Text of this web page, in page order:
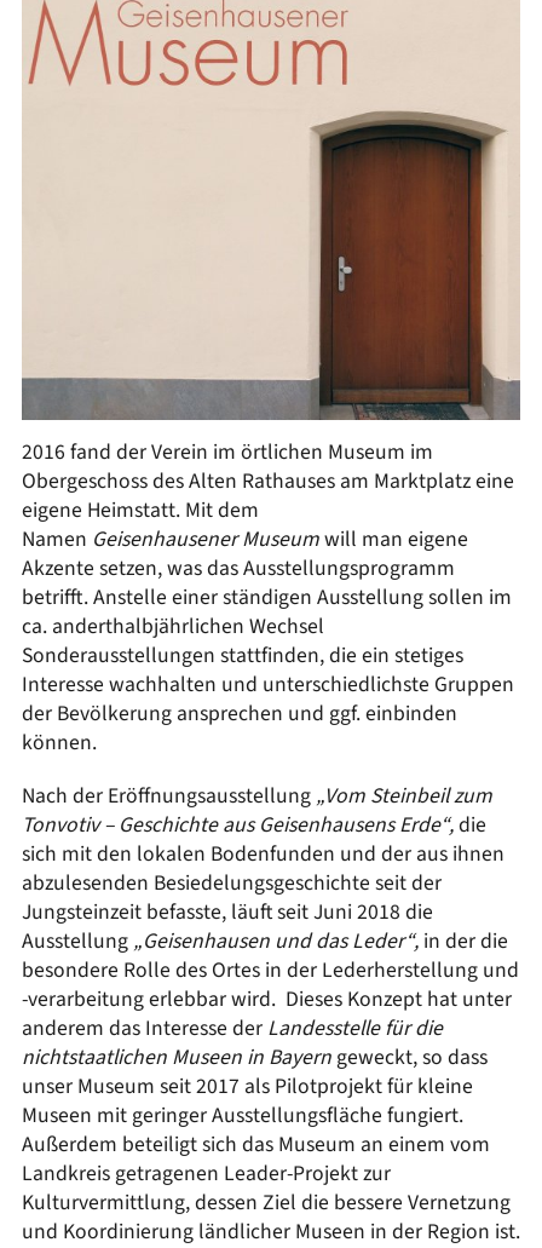
2016 fand der Verein im örtlichen Museum im
Obergeschoss des Alten Rathauses am Marktplatz eine
eigene Heimstatt. Mit dem
Namen Geisenhausener Museumwill man eigene
Akzente setzen, was das Ausstellungsprogramm
betrifft. Anstelle einer ständigen Ausstellung sollen im
ca. anderthalbjährlichen Wechsel
Sonderausstellungen stattfinden, die ein stetiges
Interesse wachhalten und unterschiedlichste Gruppen
der Bevölkerung ansprechen und ggf. einbinden
können.
Nach der Eröffnungsausstellung „Vom Steinbeil zum
Tonvotiv – Geschichte aus Geisenhausens Erde“,die
sich mit den lokalen Bodenfunden und der aus ihnen
abzulesenden Besiedelungsgeschichte seit der
Jungsteinzeit befasste, läuft seit Juni 2018 die
Ausstellung „Geisenhausen und das Leder“, in der die
besondere Rolle des Ortes in der Lederherstellung und
-verarbeitung erlebbar wird. Dieses Konzept hat unter
anderem das Interesse der Landesstelle für die
nichtstaatlichen Museen in Bayern geweckt, so dass
unser Museum seit 2017 als Pilotprojekt für kleine
Museen mit geringer Ausstellungsfläche fungiert.
Außerdem beteiligt sich das Museum an einem vom
Landkreis getragenen Leader-Projekt zur
Kulturvermittlung, dessen Ziel die bessere Vernetzung
und Koordinierung ländlicher Museen in der Region ist.